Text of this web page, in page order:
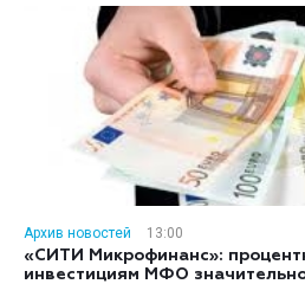
Архив новостей
13:00
«СИТИ Микрофинанс»:
инвестициям МФО